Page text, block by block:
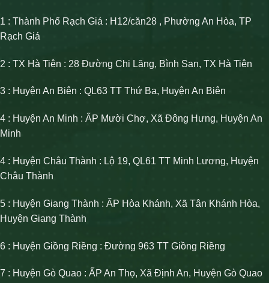
1 : Thành Phố Rạch Giá : H12/căn28 , Phường An Hòa, TP
Rạch Giá
2 : TX Hà Tiên : 28 Đường Chi Lăng, Bình San, TX Hà Tiên
3 : Huyện An Biên : QL63 TT Thứ Ba, Huyện An Biên
4 : Huyện An Minh : ẤP Mười Chợ, Xã Đông Hưng, Huyện An
Minh
4 : Huyện Châu Thành : Lộ 19, QL61 TT Minh Lương, Huyện
Châu Thành
5 : Huyện Giang Thành : ẤP Hòa Khánh, Xã Tân Khánh Hòa,
Huyện Giang Thành
6 : Huyện Giồng Riềng : Đường 963 TT Giồng Riềng
7 : Huyện Gò Quao : ẤP An Thọ, Xã Định An, Huyện Gò Quao